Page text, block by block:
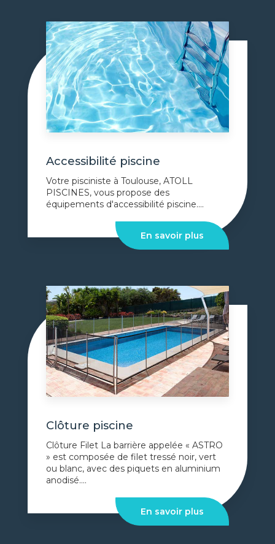
Accessibilité piscine
Votre pisciniste à Toulouse, ATOLL
PISCINES, vous propose des
équipements d'accessibilité piscine....
En savoir plus
Clôture piscine
Clôture Filet La barrière appelée « ASTRO
» est composée de filet tressé noir, vert
ou blanc, avec des piquets en aluminium
anodisé....
En savoir plus